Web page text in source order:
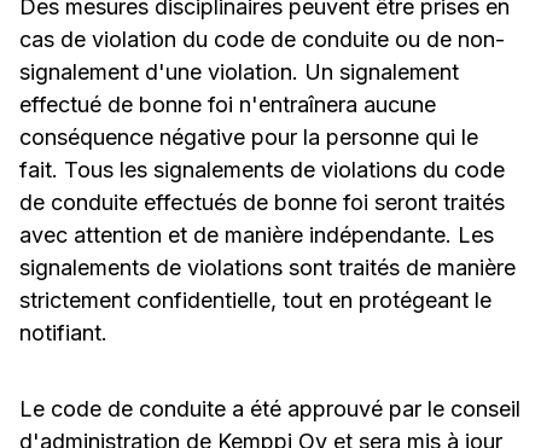
Des mesures disciplinaires peuvent être prises en
cas de violation du code de conduite ou de non-
signalement d'une violation. Un signalement
effectué de bonne foi n'entraînera aucune
conséquence négative pour la personne qui le
fait. Tous les signalements de violations du code
de conduite effectués de bonne foi seront traités
avec attention et de manière indépendante. Les
signalements de violations sont traités de manière
strictement confidentielle, tout en protégeant le
notifiant.
Le code de conduite a été approuvé par le conseil
d'administration de Kemppi Oy et sera mis à jour